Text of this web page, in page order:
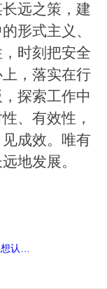
远之策，建
形式主义、
时刻把安全
，落实在行
探索工作中
、有效性，
成效。唯有
地发展。
认…